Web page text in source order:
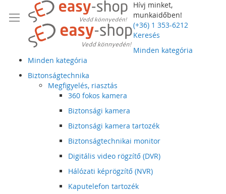
Hívj minket,
munkaidőben!
(+36) 1 353-6212
Keresés
Minden kategória
Minden kategória
Biztonságtechnika
Megfigyelés, riasztás
360 fokos kamera
Biztonsági kamera
Biztonsági kamera tartozék
Biztonságtechnikai monitor
Digitális video rögzítő (DVR)
Hálózati képrögzítő (NVR)
Kaputelefon tartozék